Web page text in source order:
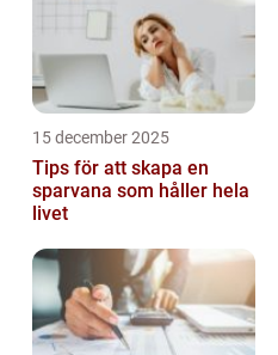
15 december 2025
Tips för att skapa en
sparvana som håller hela
livet